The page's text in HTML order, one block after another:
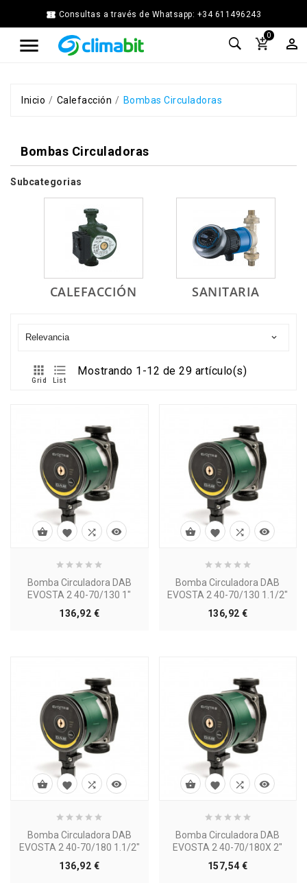
 Consultas a través de Whatsapp: +34 611496243

Home
Agua
Chimenea
Energía
Solar
Térmica
Ferretería
Ventilación

0

Inicio Calefacción Bombas Circuladoras
Bombas Circuladoras
Subcategorias
CALEFACCIÓN SANITARIA
Relevancia 

Grid

List
Mostrando 1-12 de 29 artículo(s)
Bomba Circuladora DAB
EVOSTA 2 40-70/130 1"
136,92 €Precio
   
Bomba Circuladora DAB
EVOSTA 2 40-70/130 1.1/2"
136,92 €Precio
   
Bomba Circuladora DAB
EVOSTA 2 40-70/180 1.1/2"
136,92 €Precio
   
Bomba Circuladora DAB
EVOSTA 2 40-70/180X 2"
157,54 €Precio
   